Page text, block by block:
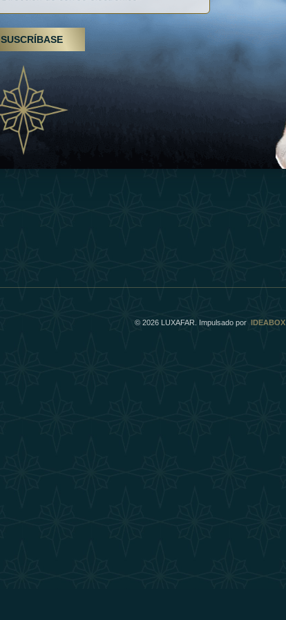
Senderismo, tratamientos de spa y yoga: los
Emiratos Árabes Unidos se erigen como un
03 April 2025
Évasions hivernales pour les voyageurs des
Émirats: redéfinir le voyage de luxe
10 March 2025
Esperienza
© 2026 LUXAFAR. Impulsado por IDEABOX
SUSCRÍBASE